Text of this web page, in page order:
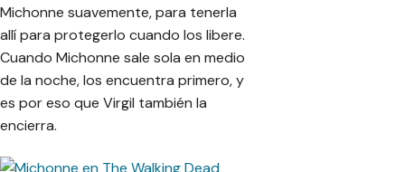
Michonne suavemente, para tenerla
allí para protegerlo cuando los libere.
Cuando Michonne sale sola en medio
de la noche, los encuentra primero, y
es por eso que Virgil también la
encierra.